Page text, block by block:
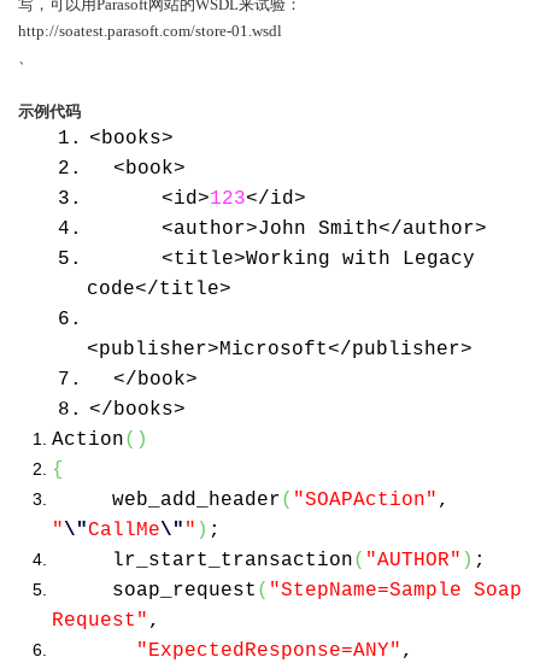
写，可以用Parasoft网站的 WSDL来试验：
http://soatest.parasoft.com/store-01.wsdl
、
示例代码
1. <books>
2.
<book>
3.
<id>123</id>
4.
<author>John Smith</author>
5.
<title>Working with Legacy
code</title>
6.
<publisher>Microsoft</publisher>
7.
</book>
8. </books>
Action()
{
web_add_header( "SOAPAction" ,
"\"CallMe\" " ) ;
lr_start_transaction( "AUTHOR" ) ;
soap_request ( "StepName=Sample Soap
Request" ,
"ExpectedResponse=ANY" ,